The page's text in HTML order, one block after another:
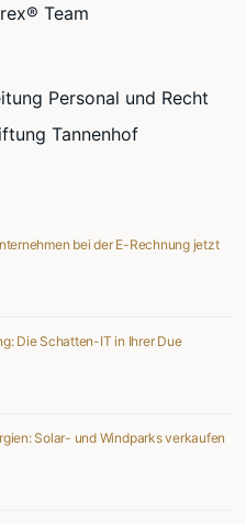
Team
Personal und Recht
Tannenhof
bei der E-Rechnung jetzt
Die Schatten-IT in Ihrer Due
Solar- und Windparks verkaufen